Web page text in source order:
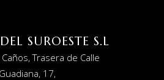
SUROESTE S.L
Trasera de Calle
Guadiana, 17,